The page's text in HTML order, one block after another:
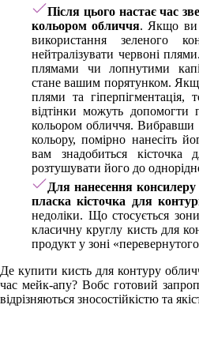
Після цього настає час
кольором обличчя. Якщо ви
використання зеленого
нейтралізувати червоні
плямами чи лопнутими
стане вашим порятунком.
плями та гіперпігментація,
відтінки можуть допомогти
кольором обличчя. Вибравши
кольору, помірно нанесіть
вам знадобиться
розтушувати його до
Для нанесення
пласка кісточка для
недоліки. Що стосується
класичну круглу кисть для
продукт у зоні
Де купити кисть для контуру
час мейк-апу? Вобс готовий
відрізняються зносостійкістю та